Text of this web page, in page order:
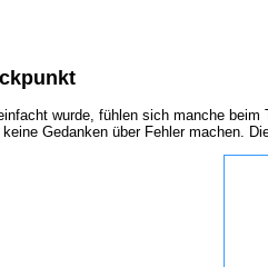
wurde, fühlen sich manche
Gedanken über Fehler machen.